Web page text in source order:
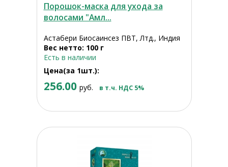
Порошок-маска для ухода за
волосами "Амл...
Астабери Биосаинсез ПВТ, Лтд., Индия
Вес нетто: 100 г
Есть в наличии
Цена(за 1шт.):
256.00 руб. в т.ч. НДС 5%